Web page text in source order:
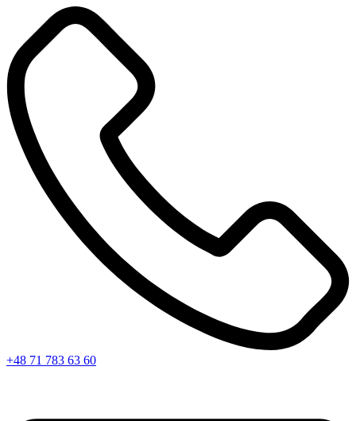
+48 71 783 63 60